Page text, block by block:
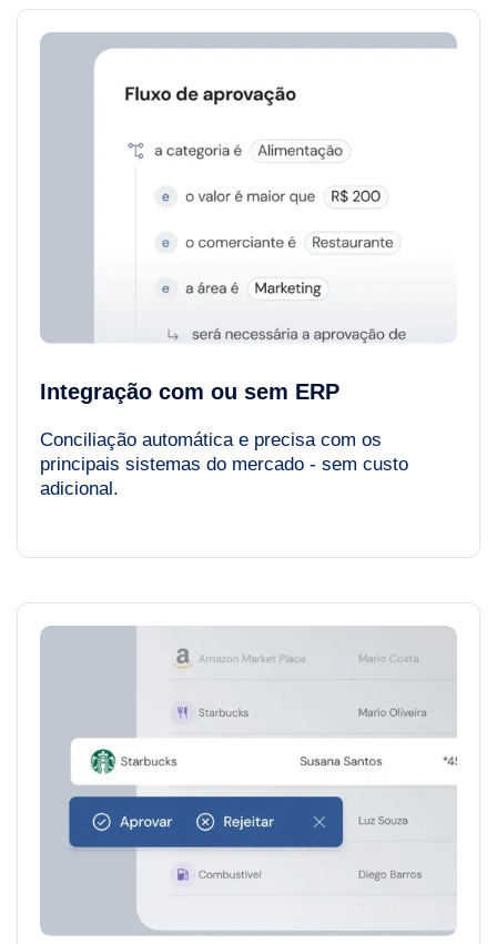
Integração com ou sem ERP
Conciliação automática e precisa com os
principais sistemas do mercado - sem custo
adicional.